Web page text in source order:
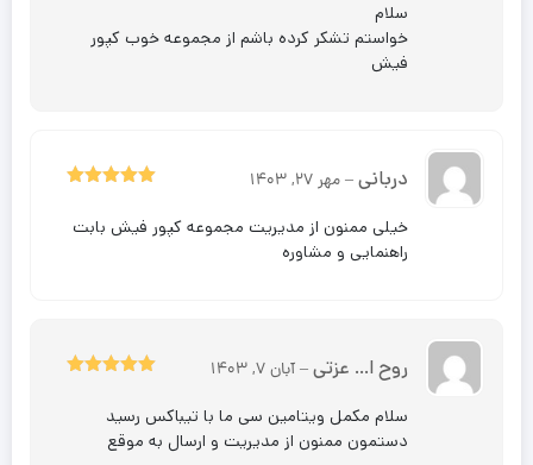
سلام
خواستم تشکر کرده باشم از مجموعه خوب کپور
فیش
دربانی – مهر 27, 1403
خیلی ممنون از مدیریت مجموعه کپور فیش بابت
راهنمایی و مشاوره
روح ا… عزتی – آبان 7, 1403
سلام مکمل ویتامین سی ما با تیباکس رسید
دستمون ممنون از مدیریت و ارسال به موقع